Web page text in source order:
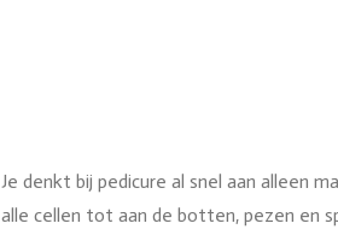
Je denkt bij pedicure al snel aan alleen
alle cellen tot aan de botten, pezen en